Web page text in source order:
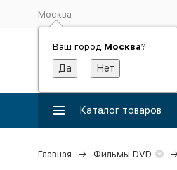
Москва
Ваш город Москва?
Каталог товаров
Главная Фильмы DVD